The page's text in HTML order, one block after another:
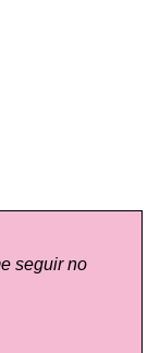
seguir no